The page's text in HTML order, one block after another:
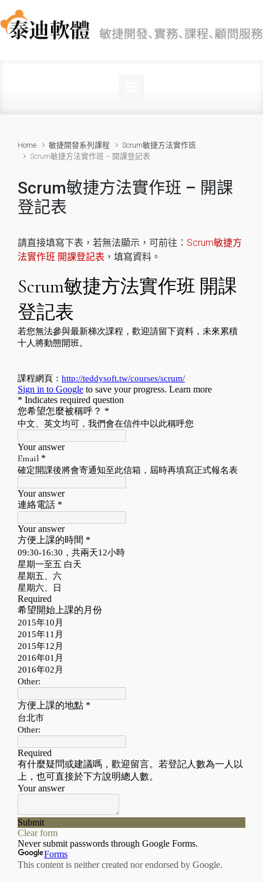
Skip to main content
Home 敏捷開發系列課程
Scrum敏捷方法實作班
Scrum敏捷方法實作班 – 開課登記表
Scrum敏捷方法實作班 – 開課
登記表
請直接填寫下表，若無法顯示，可前往： Scrum敏捷方
法實作班 開課登記表 ，填寫資料。